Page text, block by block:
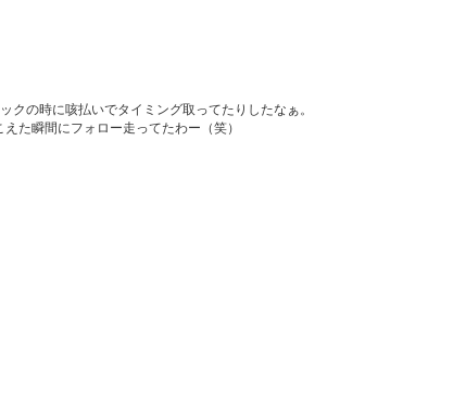
クの時に咳払いでタイミング取ってたりしたなぁ。
た瞬間にフォロー走ってたわー（笑）